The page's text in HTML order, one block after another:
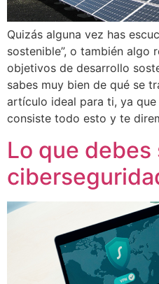
Quizás alguna vez has
sostenible”, o también algo
objetivos de desarrollo
sabes muy bien de qué se
artículo ideal para ti, ya
consiste todo esto y te
Lo que